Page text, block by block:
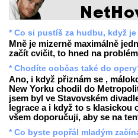
* Co si pustíš za hudbu, když
Mně je mizerně maximálně
začít cvičit, to hned na
* Chodíte oobčas také do
Ano, i když přiznám se ,
New Yorku chodil do
jsem byl ve Stavovském
legrace a i když to s klasickou
všem doporučuji, aby se na
* Co byste popřál mladým